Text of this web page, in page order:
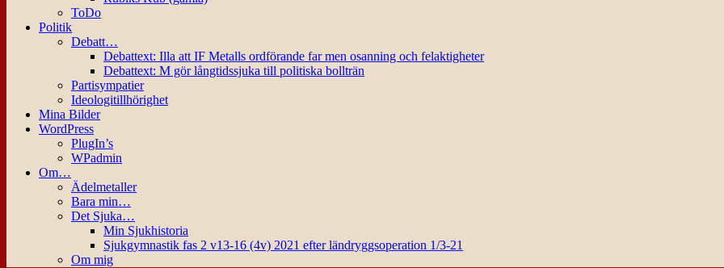
ToDo
Politik
Debatt…
Debattext: Illa att IF Metalls ordförande far men osanning och felaktigheter
Debattext: M gör långtidssjuka till politiska bollträn
Partisympatier
Ideologitillhörighet
Mina Bilder
WordPress
PlugIn’s
WPadmin
Om…
Ädelmetaller
Bara min…
Det Sjuka…
Min Sjukhistoria
Sjukgymnastik fas 2 v13-16 (4v) 2021 efter ländryggsoperation 1/3-21
Om mig